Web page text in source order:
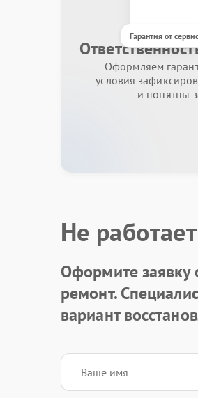
Гарантия от
Оформляем
условия
и понятны
Не
Оформите заявку
ремонт.
вариант